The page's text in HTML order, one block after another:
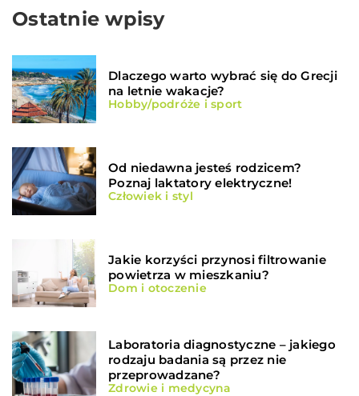
Ostatnie wpisy
Dlaczego warto wybrać się do Grecji
na letnie wakacje?
Hobby/podróże i sport
Od niedawna jesteś rodzicem?
Poznaj laktatory elektryczne!
Człowiek i styl
Jakie korzyści przynosi filtrowanie
powietrza w mieszkaniu?
Dom i otoczenie
Laboratoria diagnostyczne – jakiego
rodzaju badania są przez nie
przeprowadzane?
Zdrowie i medycyna